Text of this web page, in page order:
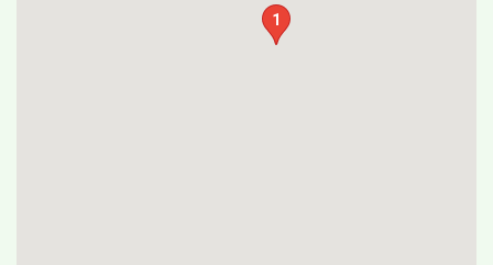
1